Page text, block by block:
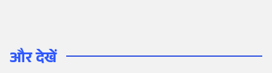
और देखें